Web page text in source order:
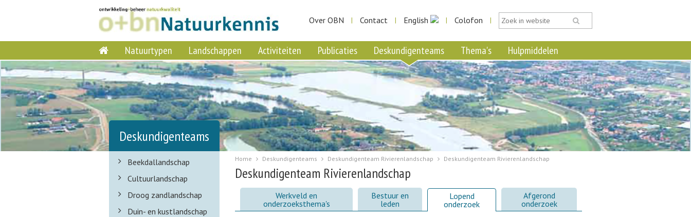
Over OBN | Contact | English | Colofon |
Natuurtypen Landschappen Activiteiten Publicaties Deskundigenteams Thema's Hulpmiddelen
Deskundigenteams
Beekdallandschap
Cultuurlandschap
Droog zandlandschap
Duin- en kustlandschap
Home Deskundigenteams Deskundigenteam Rivierenlandschap Deskundigenteam Rivierenlandschap
Deskundigenteam Rivierenlandschap
Werkveld en
onderzoeksthema's
Bestuur en
leden
Lopend
onderzoek
Afgerond
onderzoek